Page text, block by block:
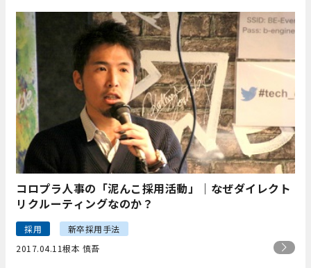
コロプラ人事の「泥んこ採用活動」｜なぜダイレクト
リクルーティングなのか？
採用
新卒採用手法
2017.04.11根本 慎吾